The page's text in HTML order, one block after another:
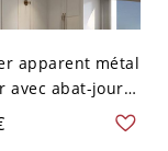
apparent métal
avec abat-jour
- Noir 110 V-
à trois